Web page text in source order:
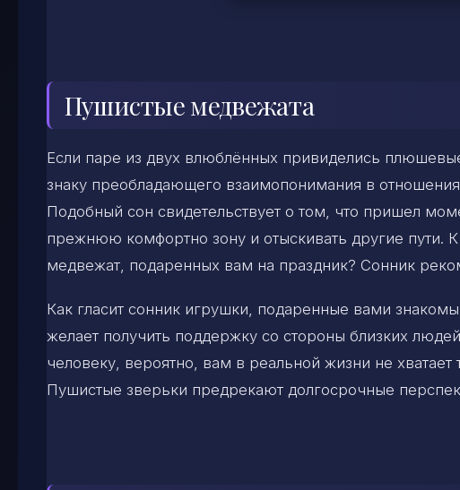
Пушистые медвежата
Если паре из двух влюблённых привиделись
знаку преобладающего взаимопонимания в
Подобный сон свидетельствует о том, что пришел
прежнюю комфортно зону и отыскивать другие пути.
медвежат, подаренных вам на праздник? Сонник
Как гласит сонник игрушки, подаренные вами
желает получить поддержку со стороны близких
человеку, вероятно, вам в реальной жизни не
Пушистые зверьки предрекают долгосрочные